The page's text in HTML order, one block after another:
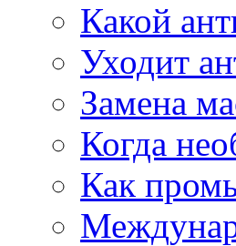
Какой
Уходит
Замена
Когда
Как